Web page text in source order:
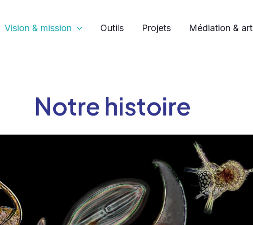
Vision & mission Outils Projets Médiation & art
Notre histoire